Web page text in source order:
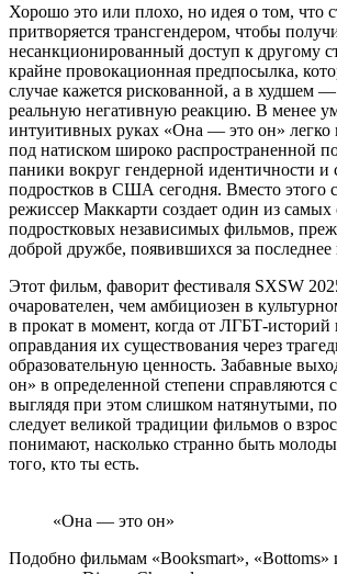
Хорошо это или плохо, но идея о том, что
притворяется трансгендером, чтобы
несанкционированный доступ к другому
крайне провокационная предпосылка,
случае кажется рискованной, а в худшем
реальную негативную реакцию. В менее
интуитивных руках «Она — это он» легко
под натиском широко распространенной
паники вокруг гендерной идентичности и
подростков в США сегодня. Вместо этого
режиссер Маккарти создает один из самых
подростковых независимых фильмов,
доброй дружбе, появившихся за последнее
Этот фильм, фаворит фестиваля SXSW
очарователен, чем амбициозен в
в прокат в момент, когда от ЛГБТ-
оправдания их существования через
образовательную ценность. Забавные
он» в определенной степени справляются
выглядя при этом слишком натянутыми,
следует великой традиции фильмов о
понимают, насколько странно быть
того, кто ты есть.
«Она — это он»
Подобно фильмам «Booksmart»,